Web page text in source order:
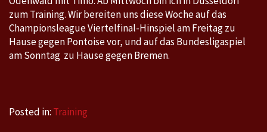
zum Training. Wir bereiten uns diese Woche auf das
Championsleague Viertelfinal-Hinspiel am Freitag zu
Hause gegen Pontoise vor, und auf das Bundesligaspiel
am Sonntag zu Hause gegen Bremen.
Posted in: Training